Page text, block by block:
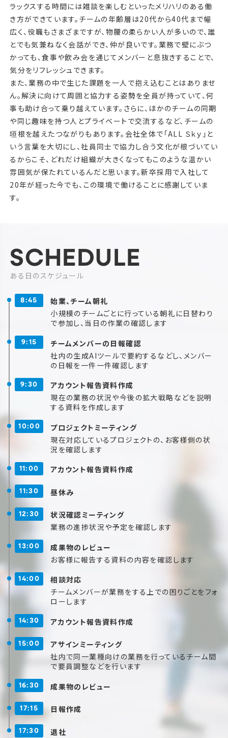
ラックスする時間には雑談を楽しむといったメリハリのある働
き方ができています。チームの年齢層は20代から40代まで幅
広く、役職もさまざまですが、物腰の柔らかい人が多いので、誰
とでも気兼ねなく会話ができ、仲が良いです。業務で壁にぶつ
かっても、食事や飲み会を通じてメンバーと息抜きすることで、
気分をリフレッシュできます。
また、業務の中で生じた課題を一人で抱え込むことはありませ
ん。解決に向けて周囲と協力する姿勢を全員が持っていて、何
事も助け合って乗り越えています。さらに、ほかのチームの同期
や同じ趣味を持つ人とプライベートで交流するなど、チームの
垣根を越えたつながりもあります。会社全体で「ALL Ｓｋｙ」と
いう言葉を大切にし、社員同士で協力し合う文化が根づいてい
るからこそ、どれだけ組織が大きくなってもこのような温かい
雰囲気が保たれているんだと思います。新卒採用で入社して
20年が経った今でも、この環境で働けることに感謝していま
す。
SCHEDULE
ある日のスケジュール
8:45
始業、チーム朝礼
小規模のチームごとに行っている朝礼に日替わり
で参加し、当日の作業の確認します
9:15
チームメンバーの日報確認
社内の生成AIツールで要約するなどし、メンバー
の日報を一件一件確認します
9:30
アカウント報告資料作成
現在の業務の状況や今後の拡大戦略などを説明
する資料を作成します
10:00
プロジェクトミーティング
現在対応しているプロジェクトの、お客様側の状
況を確認します
11:00 アカウント報告資料作成
11:30 昼休み
12:30
状況確認ミーティング
業務の進捗状況や予定を確認します
13:00
成果物のレビュー
お客様に報告する資料の内容を確認します
14:00
相談対応
チームメンバーが業務をする上での困りごとをフォ
ローします
14:30 アカウント報告資料作成
15:00
アサインミーティング
社内で同一業種向けの業務を行っているチーム間
で要員調整などを行います
16:30 成果物のレビュー
17:15 日報作成
17:30 退社